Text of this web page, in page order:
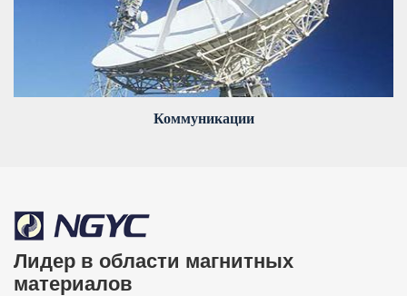
Коммуникации
Лидер в области магнитных
материалов